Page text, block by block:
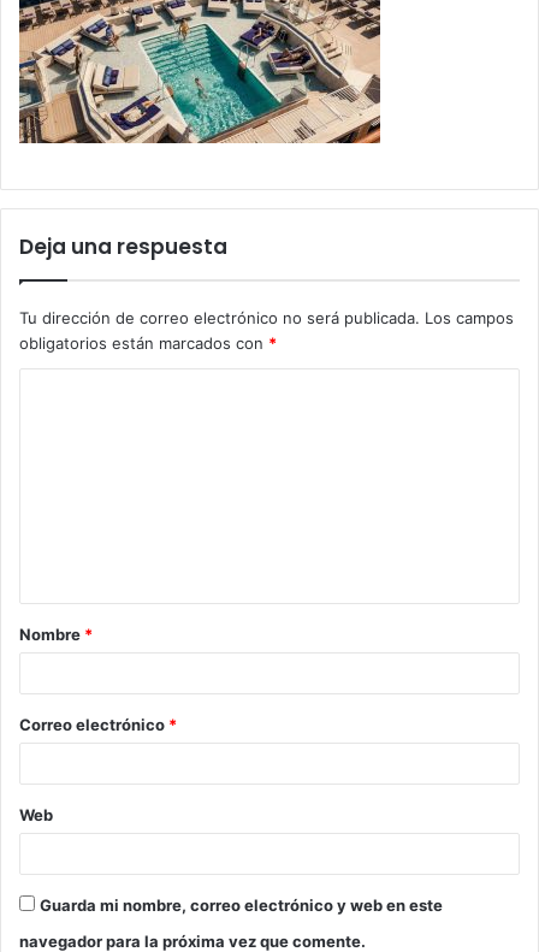
Deja una respuesta
Tu dirección de correo electrónico no será publicada. Los campos
obligatorios están marcados con *
a
r
*
Nombre *
Correo electrónico *
Web
Guarda mi nombre, correo electrónico y web en este
navegador para la próxima vez que comente.